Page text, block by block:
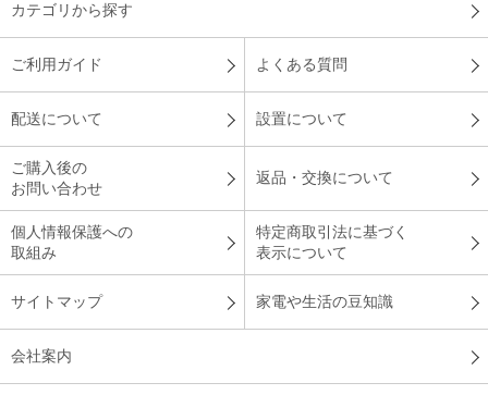
カテゴリから探す
ご利用ガイド よくある質問
配送について 設置について
ご購入後の
お問い合わせ
返品・交換について
個人情報保護への
取組み
特定商取引法に基づく
表示について
サイトマップ 家電や生活の豆知識
会社案内